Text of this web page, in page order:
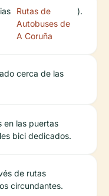
Rutas de
Autobuses de
A Coruña
).
cerca de las
en las puertas
bici dedicados.
de rutas
circundantes.